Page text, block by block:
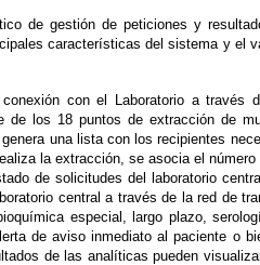
de gestión de peticiones y
características del sistema y el
con el Laboratorio a través
de los 18 puntos de extracción de
una lista con los recipientes
la extracción, se asocia el
de solicitudes del laboratorio
central a través de la red de
especial, largo plazo,
de aviso inmediato al paciente o
de las analíticas pueden